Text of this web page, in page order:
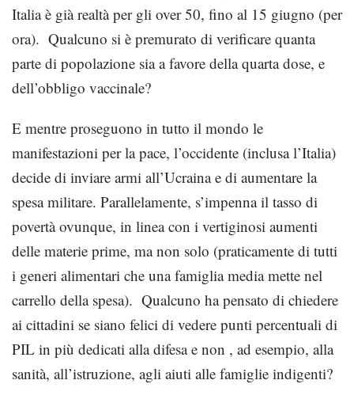
Italia è già realtà per gli over 50, fino al 15 giugno (per
ora). Qualcuno si è premurato di verificare quanta
parte di popolazione sia a favore della quarta dose, e
dell’obbligo vaccinale?
E mentre proseguono in tutto il mondo le
manifestazioni per la pace, l’occidente (inclusa l’Italia)
decide di inviare armi all’Ucraina e di aumentare la
spesa militare. Parallelamente, s’impenna il tasso di
povertà ovunque, in linea con i vertiginosi aumenti
delle materie prime, ma non solo (praticamente di tutti
i generi alimentari che una famiglia media mette nel
carrello della spesa). Qualcuno ha pensato di chiedere
ai cittadini se siano felici di vedere punti percentuali di
PIL in più dedicati alla difesa e non , ad esempio, alla
sanità, all’istruzione, agli aiuti alle famiglie indigenti?